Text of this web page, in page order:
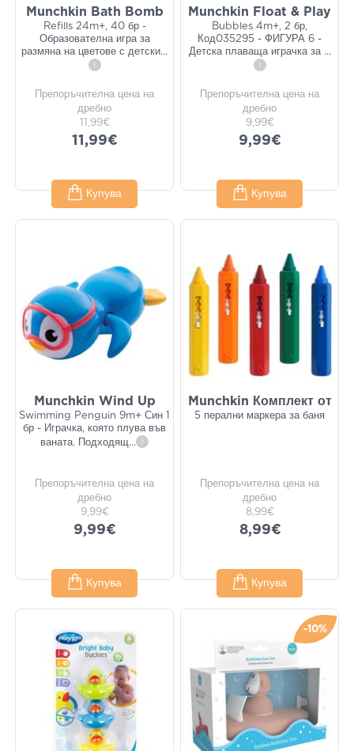
Munchkin Bath Bomb
Refills 24m+, 40 бр -
Образователна игра за
размяна на цветове с детски...
i
Препоръчителна цена на
дребно
11,99€
11,99€
Купува
Munchkin Float & Play
Bubbles 4m+, 2 бр,
Код035295 - ФИГУРА 6 -
Детска плаваща играчка за ...
i
Препоръчителна цена на
дребно
9,99€
9,99€
Купува
Munchkin Wind Up
Swimming Penguin 9m+ Син 1
бр - Играчка, която плува във
ваната. Подходящ... i
Препоръчителна цена на
дребно
9,99€
9,99€
Купува
Munchkin Комплект от
5 перални маркера за баня
Препоръчителна цена на
дребно
8,99€
8,99€
Купува
-10%